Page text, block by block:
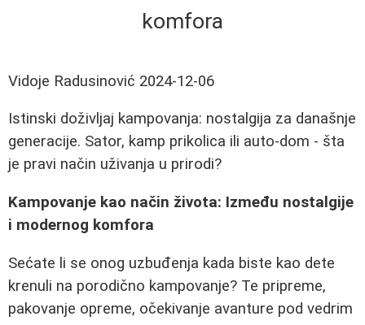
komfora
Vidoje Radusinović 2024-12-06
Istinski doživljaj kampovanja: nostalgija za današnje
generacije. Sator, kamp prikolica ili auto-dom - šta
je pravi način uživanja u prirodi?
Kampovanje kao način života: Između nostalgije
i modernog komfora
Sećate li se onog uzbuđenja kada biste kao dete
krenuli na porodično kampovanje? Te pripreme,
pakovanje opreme, očekivanje avanture pod vedrim